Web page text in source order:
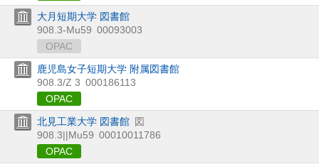
大月短期大学 図書館
908.3-Mu59 00093003
OPAC
鹿児島女子短期大学 附属図書館
908.3/Z 3 000186113
OPAC
北見工業大学 図書館 図
908.3||Mu59 00010011786
OPAC